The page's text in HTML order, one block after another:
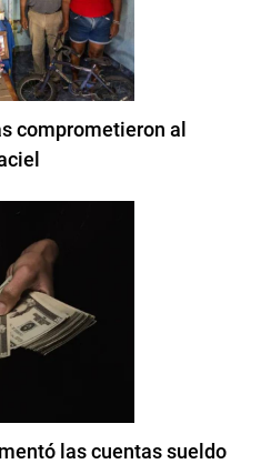
comprometieron al
las cuentas sueldo